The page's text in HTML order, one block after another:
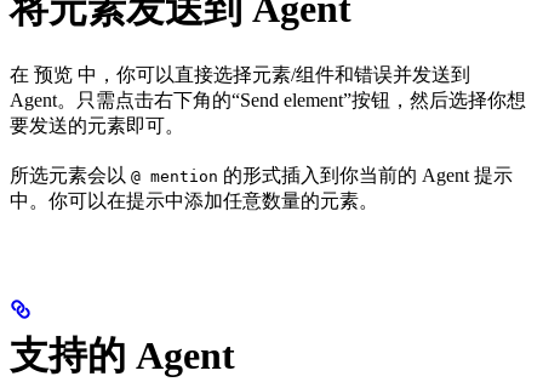
将元素发送到 Agent
在 预览 中，你可以直接选择元素/组件和错误并发送到
Agent。只需点击右下角的“Send element”按钮，然后选择你想
要发送的元素即可。
所选元素会以 @ mention 的形式插入到你当前的 Agent 提示
中。你可以在提示中添加任意数量的元素。
支持的 Agent